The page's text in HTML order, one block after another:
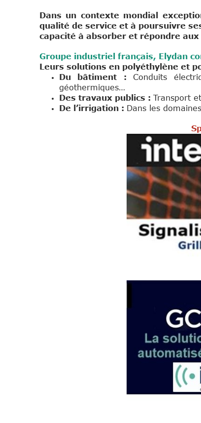
Dans un contexte mondial
qualité de service et à poursuivre
capacité à absorber et répondre
Groupe industriel français, Elydan
Leurs solutions en polyéthylène et
Du bâtiment : Conduits
géothermiques…
Des travaux publics : Transport
De l’irrigation : Dans les